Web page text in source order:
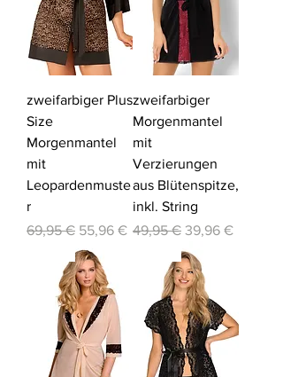
zweifarbiger Plus
Size
Morgenmantel
mit
Leopardenmuste
r
Standardpreis
69,95 € Sale-Preis
55,96 €
zweifarbiger
Morgenmantel
mit
Verzierungen
aus Blütenspitze,
inkl. String
Standardpreis
49,95 € Sale-Preis
39,96 €